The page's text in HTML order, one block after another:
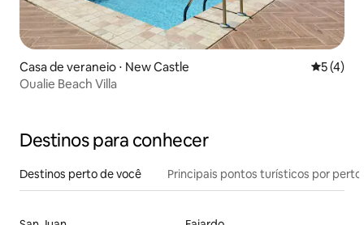
Casa de veraneio ⋅ New Castle 5 de
5 (4)
Oualie Beach Villa
Destinos para conhecer
Destinos perto de você Principais pontos turísticos por perto